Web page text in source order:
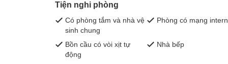
Tiện nghi phòng
Có phòng tắm và nhà vệ
sinh chung
Phòng có mạng
Bồn cầu có vòi xịt tự
động
Nhà bếp